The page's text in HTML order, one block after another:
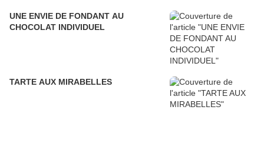
UNE ENVIE DE FONDANT AU
CHOCOLAT INDIVIDUEL
TARTE AUX MIRABELLES